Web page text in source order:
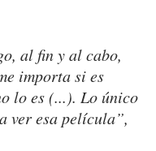
al fin y al cabo,
importa si es
lo es (...). Lo único
ver esa película”,